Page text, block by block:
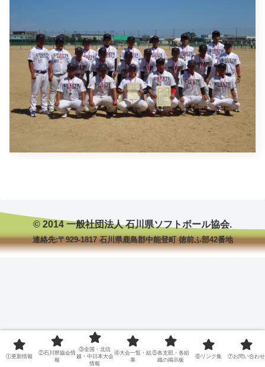
© 2014 一般社団法人 石川県ソフトボール協会.
連絡先:〒929-1817 石川県鹿島郡中能登町 徳前ふ部42番地
①更新情報
②石川県協会情
報
③全国・北信
越・中日本大会
情報
④大会一覧・結
果
⑤各支部・各組
織の掲示板
⑥リンク集 ⑦お問い合わせ